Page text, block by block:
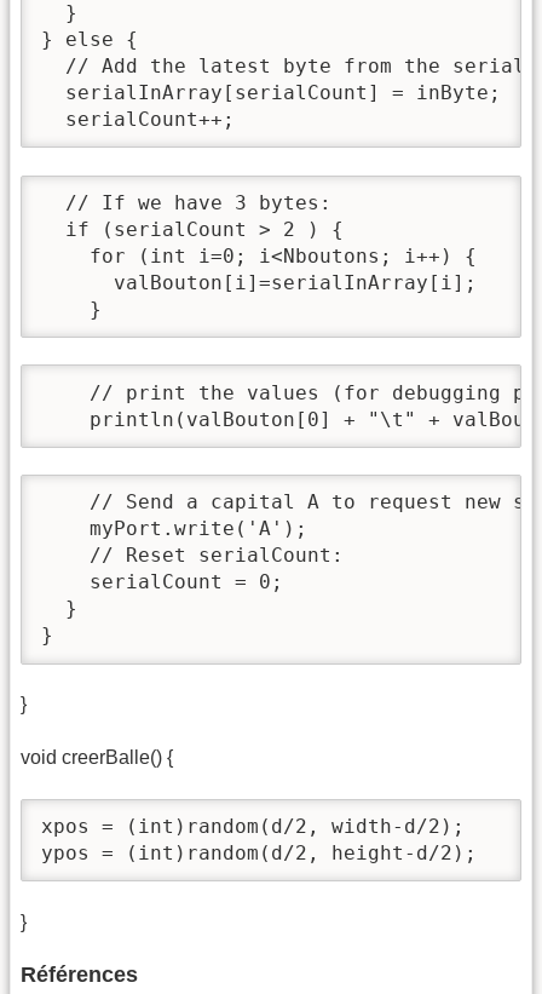
  }
} else {
// Add the latest byte from the serial
  serialInArray[serialCount] = inByte;
  serialCount++;
  // If we have 3 bytes:
  if (serialCount > 2 ) {
    for (int i=0; i<Nboutons; i++) {
      valBouton[i]=serialInArray[i];
    }
// print the values (for debugging
println(valBouton[0] + "\t" +
// Send a capital A to request new
    myPort.write('A');
    // Reset serialCount:
    serialCount = 0;
  }
}
}
void creerBalle() {
xpos = (int)random(d/2, width-d/2);
ypos = (int)random(d/2, height-d/2);
}
Références